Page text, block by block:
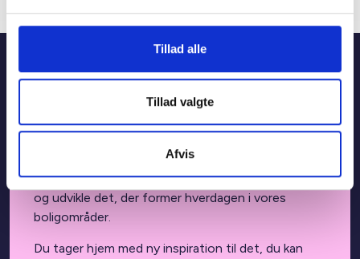
Tillad alle
Tillad valgte
Afvis
årets almene stjerne indenfor kategorien.
Kom til Almene Boligdage!
På Almene Boligdage 2026 samles vi for at styrke
nye indsigter til konkrete løsninger – lokalt og
nationalt. Her mødes vi for at diskutere, udfordre
og udvikle det, der former hverdagen i vores
boligområder.
Du tager hjem med ny inspiration til det, du kan